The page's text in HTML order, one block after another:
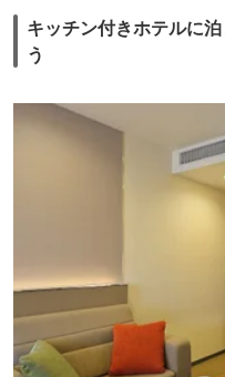
キッチン付きホテルに
う